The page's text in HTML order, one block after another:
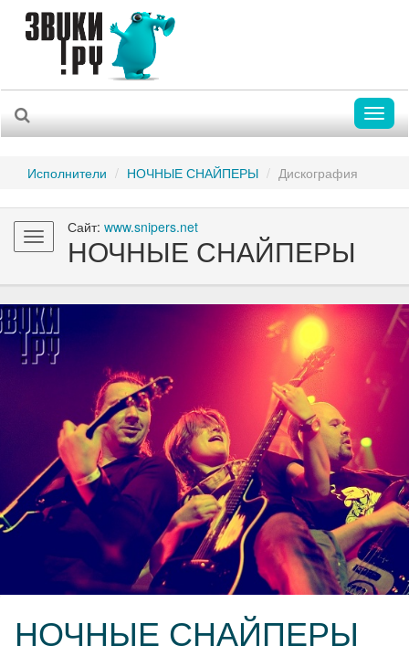
Исполнители НОЧНЫЕ СНАЙПЕРЫ Дискография
Toggle
navigation
Сайт: www.snipers.net
НОЧНЫЕ СНАЙПЕРЫ
НОЧНЫЕ СНАЙПЕРЫ